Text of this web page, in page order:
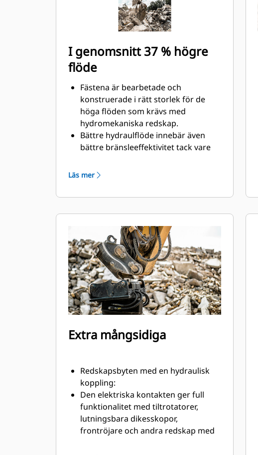
I genomsnitt 37 % högre
flöde
Fästena är bearbetade och
konstruerade i rätt storlek för de
höga flöden som krävs med
hydromekaniska redskap.
Bättre hydraulflöde innebär även
bättre bränsleeffektivitet tack vare
hydrauliken.
hydrauliska systemet inte förorenas.
rinner ut vid byte av verktyg.
Inre slangar i fästet innebär färre
yttre slangar, och därmed också
lägre kostnader för slangar och
reparationer.
Läs mer
Extra mångsidiga
Redskapsbyten med en hydraulisk
koppling:
Den elektriska kontakten ger full
funktionalitet med tiltrotatorer,
lutningsbara dikesskopor,
frontröjare och andra redskap med